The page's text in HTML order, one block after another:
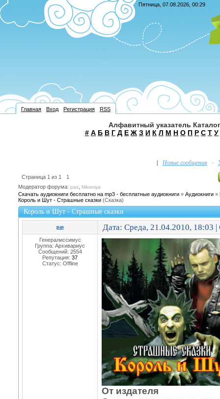
Пятница, 07.08.2026, 00:29
Главная Вход Регистрация RSS
Алфавитный указатель
# А Б В Г Д Е Ж З И К Л М Н О П Р С Т У
[ Новые сообщения ·
Страница 1 из 1
1
Модератор форума: pas Nikoniya
Скачать аудиокниги бесплатно на mp3 - бесплатные аудиокниги » Аудиокниги »
Король и Шут - Страшные сказки (Сказка)
Король и Шут - Страшные сказки
pas Дата: Среда, 21.04.2010, 18:03
Генералиссимус
Группа: Архивариус
Сообщений: 2554
Репутация: 37
Статус: Offline
От издателя